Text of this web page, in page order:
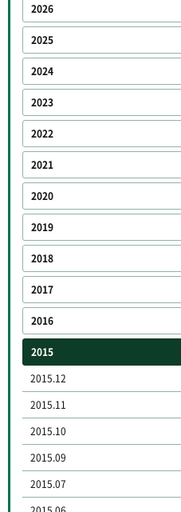
2026
2025
2024
2023
2022
2021
2020
2019
2018
2017
2016
2015
2015.12
2015.11
2015.10
2015.09
2015.07